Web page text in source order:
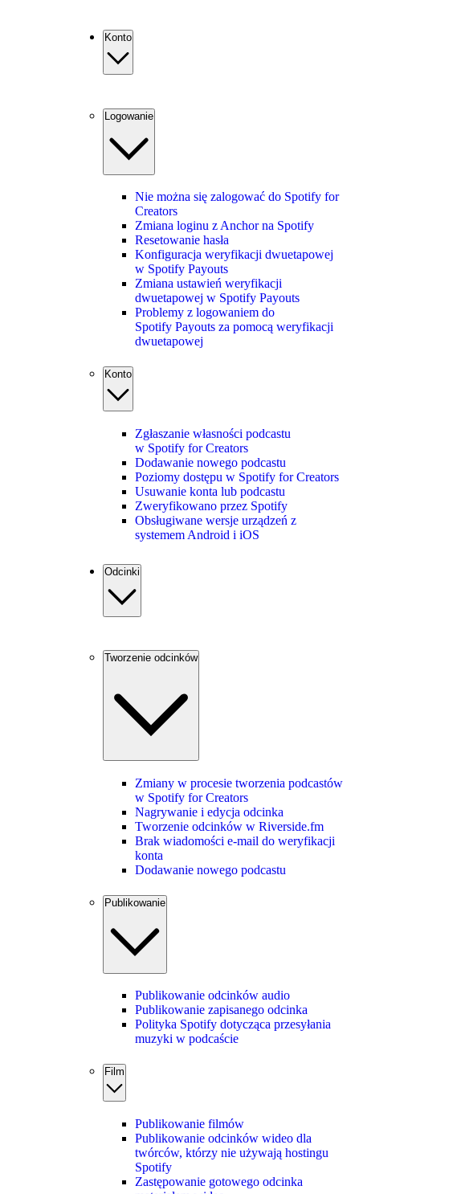
Konto
Logowanie
Nie można się zalogować do Spotify for
Creators
Zmiana loginu z Anchor na Spotify
Resetowanie hasła
Konfiguracja weryfikacji dwuetapowej
w Spotify Payouts
Zmiana ustawień weryfikacji
dwuetapowej w Spotify Payouts
Problemy z logowaniem do
Spotify Payouts za pomocą weryfikacji
dwuetapowej
Konto
Zgłaszanie własności podcastu
w Spotify for Creators
Dodawanie nowego podcastu
Poziomy dostępu w Spotify for Creators
Usuwanie konta lub podcastu
Zweryfikowano przez Spotify
Obsługiwane wersje urządzeń z
systemem Android i iOS
Odcinki
Tworzenie odcinków
Zmiany w procesie tworzenia podcastów
w Spotify for Creators
Nagrywanie i edycja odcinka
Tworzenie odcinków w Riverside.fm
Brak wiadomości e‑mail do weryfikacji
konta
Dodawanie nowego podcastu
Publikowanie
Publikowanie odcinków audio
Publikowanie zapisanego odcinka
Polityka Spotify dotycząca przesyłania
muzyki w podcaście
Film
Publikowanie filmów
Publikowanie odcinków wideo dla
twórców, którzy nie używają hostingu
Spotify
Zastępowanie gotowego odcinka